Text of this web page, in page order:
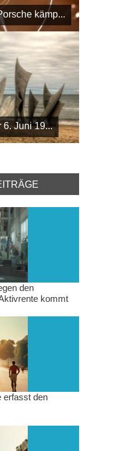
kämp...
6. Juni 19...
den
kommt
erfasst den